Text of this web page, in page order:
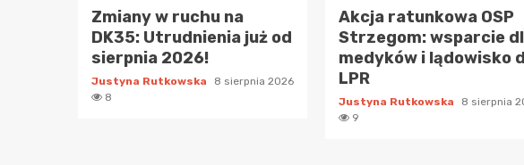
Zmiany w ruchu na
DK35: Utrudnienia już od
sierpnia 2026!
Justyna Rutkowska
8 sierpnia 2026
8
Akcja ratunkowa OSP
Strzegom: wsparcie
medyków i lądowisko
LPR
Justyna Rutkowska
8 sierpnia
9